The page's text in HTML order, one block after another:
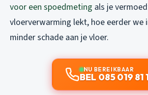
voor een spoedmeting als je
vloerverwarming lekt, hoe eerder we
minder schade aan je vloer.
NU BEREIKBAAR
BEL 085 019 81